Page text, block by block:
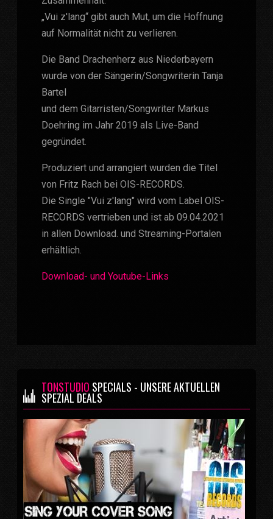
„Vui z'lang“ gibt auch Mut, um die Hoffnung
auf Normalität nicht zu verlieren.
Die Band Drachenherz aus Niederbayern
wurde von der Sängerin/Songwriterin Tanja
Bartel
und dem Gitarristen/Songwriter Markus
Doehring im Jahr 2019 als Live-Band
gegründet.
Produziert und arrangiert wurden die Titel
von Fritz Rach bei OIS-RECORDS.
Die Single "Vui z'lang" wird vom Label OIS-
RECORDS vertrieben und ist ab 09.04.2021
in allen Download. und Streaming-Portalen
erhältlich.
Download- und Youtube-Links
TONSTUDIO SPECIALS - UNSERE AKTUELLEN
SPEZIAL DEALS